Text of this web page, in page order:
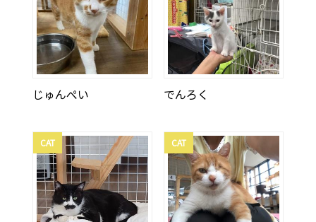
じゅんぺい でんろく
CAT CAT